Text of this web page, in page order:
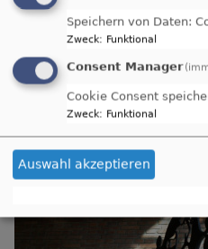
Bildrechte beim Autor
Speichern von Daten:
Zweck: Funktional
Consent Manager
Cookie Consent
Zweck: Funktional
Auswahl akzeptieren